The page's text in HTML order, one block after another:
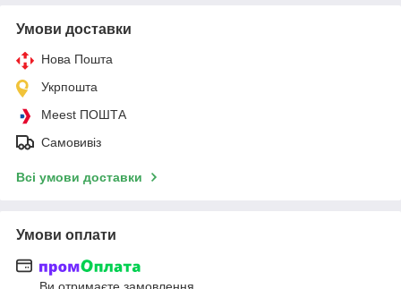
Умови доставки
Нова Пошта
Укрпошта
Meest ПОШТА
Самовивіз
Всі умови доставки
Умови оплати